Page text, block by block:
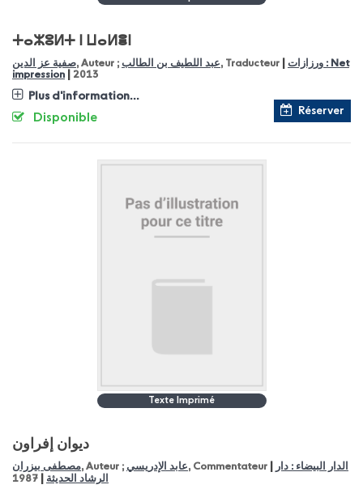
ⵜⴰⵣⵓⵍⵜ ⵏ ⵡⴰⵍⴻⵏ
صفية عز الدين, Auteur ; عبد اللطيف بن الطالب, Traducteur
ورزازات : Net
impression
2013
Plus d'information...
Réserver
Disponible
Texte Imprimé
ديوان إفراون
مصطفى بيزران, Auteur ; عابد الإدريسي, Commentateur
الدار البيضاء : دار
الرشاد الحديثة
1987